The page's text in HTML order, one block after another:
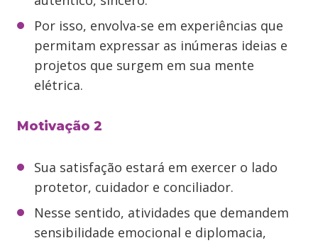
Por isso, envolva-se em experiências que
permitam expressar as inúmeras ideias e
projetos que surgem em sua mente
elétrica.
Motivação 2
Sua satisfação estará em exercer o lado
protetor, cuidador e conciliador.
Nesse sentido, atividades que demandem
sensibilidade emocional e diplomacia,